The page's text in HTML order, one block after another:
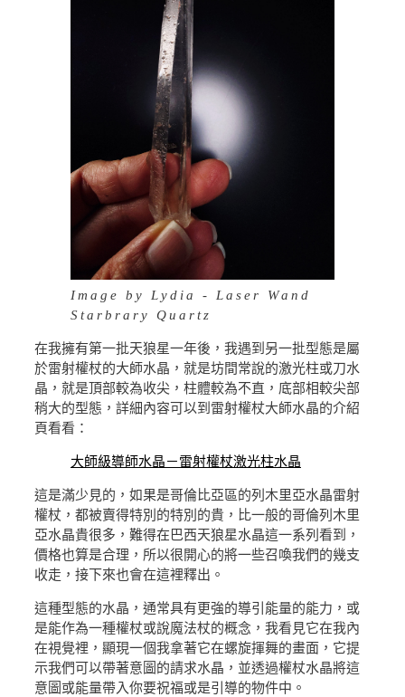
Image by Lydia - Laser Wand
Starbrary Quartz
在我擁有第一批天狼星一年後，我遇到另一批型態是屬
於雷射權杖的大師水晶，就是坊間常說的激光柱或刀水
晶，就是頂部較為收尖，柱體較為不直，底部相較尖部
稍大的型態，詳細內容可以到雷射權杖大師水晶的介紹
頁看看：
大師級導師水晶－雷射權杖激光柱水晶
這是滿少見的，如果是哥倫比亞區的列木里亞水晶雷射
權杖，都被賣得特別的特別的貴，比一般的哥倫列木里
亞水晶貴很多，難得在巴西天狼星水晶這一系列看到，
價格也算是合理，所以很開心的將一些召喚我們的幾支
收走，接下來也會在這裡釋出。
這種型態的水晶，通常具有更強的導引能量的能力，或
是能作為一種權杖或說魔法杖的概念，我看見它在我內
在視覺裡，顯現一個我拿著它在螺旋揮舞的畫面，它提
示我們可以帶著意圖的請求水晶，並透過權杖水晶將這
意圖或能量帶入你要祝福或是引導的物件中。